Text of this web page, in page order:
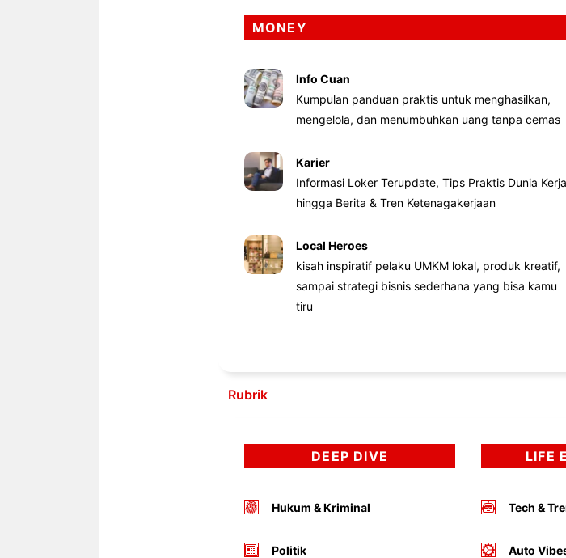
MONEY
Info Cuan
Kumpulan panduan praktis untuk menghasilkan,
mengelola, dan menumbuhkan uang tanpa cemas
Karier
Informasi Loker Terupdate, Tips Praktis Dunia
hingga Berita & Tren Ketenagakerjaan
Local Heroes
kisah inspiratif pelaku UMKM lokal, produk kreatif,
sampai strategi bisnis sederhana yang bisa kamu
tiru
Rubrik
DEEP DIVE
Hukum & Kriminal
Politik
LIFE
Tech &
Auto